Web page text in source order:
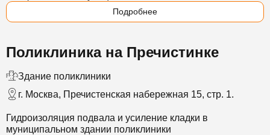
Подробнее
Поликлиника на Пречистинке
Здание поликлиники
г. Москва, Пречистенская набережная 15, стр. 1.
Гидроизоляция подвала и усиление кладки в
муниципальном здании поликлиники